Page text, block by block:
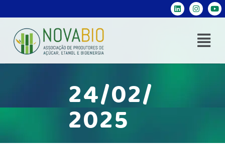
24/02/
2025